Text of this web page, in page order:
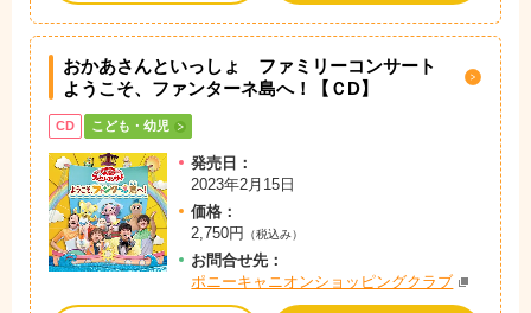
おかあさんといっしょ ファミリーコンサート
ようこそ、ファンターネ島へ！【ＣD】
CD こども・幼児
発売日：
2023年2月15日
価格：
2,750円
（税込み）
お問合せ先：
ポニーキャニオンショッピングクラブ